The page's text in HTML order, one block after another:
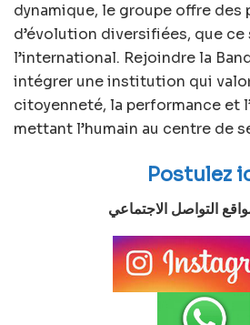
dynamique, le groupe offre des
d’évolution diversifiées, que ce
l’international. Rejoindre la
intégrer une institution qui
citoyenneté, la performance et
mettant l’humain au centre de
Postulez
التواصل الاجتماعي